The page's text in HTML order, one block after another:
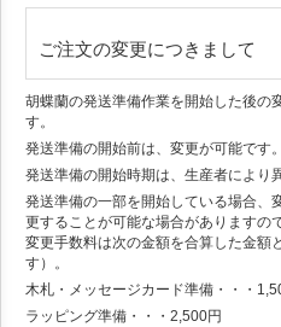
ご注文の変更につきまして
胡蝶蘭の発送準備作業を開始した後の
す。
発送準備の開始前は、変更が可能です。
発送準備の開始時期は、生産者により
発送準備の一部を開始している場合、
更することが可能な場合がありますの
変更手数料は次の金額を合算した金額
す）。
木札・メッセージカード準備・・・
ラッピング準備・・・2,500円